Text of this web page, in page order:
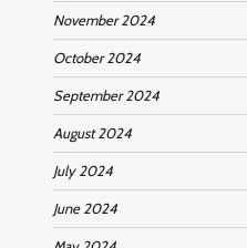
November 2024
October 2024
September 2024
August 2024
July 2024
June 2024